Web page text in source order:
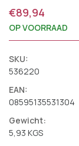
€89,94
OP VOORRAAD
SKU:
536220
EAN:
08595135531304
Gewicht:
5,93 KGS